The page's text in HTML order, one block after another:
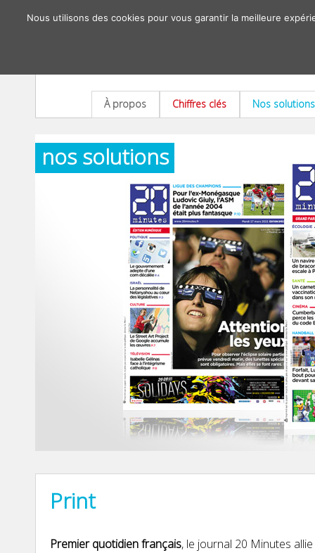
À propos Chiffres clés Nos solutions
nos solutions
Print
Premier quotidien français, le journal 20 Minutes
Nous utilisons des cookies pour vous garantir la meilleure